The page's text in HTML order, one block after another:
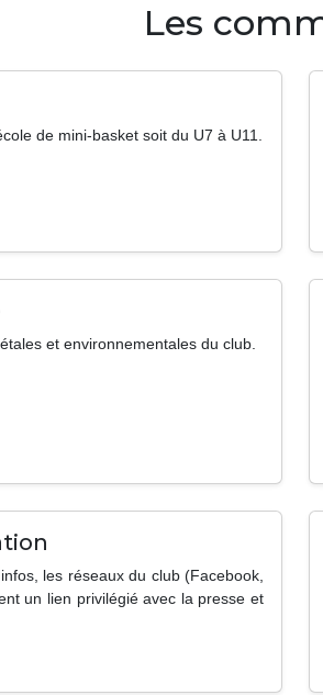
Les
de mini-basket soit du U7 à U11.
et environnementales du club.
les réseaux du club (Facebook,
un lien privilégié avec la presse et